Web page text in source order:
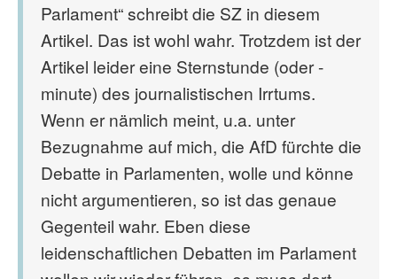
Parlament“ schreibt die SZ in diesem
Artikel. Das ist wohl wahr. Trotzdem ist der
Artikel leider eine Sternstunde (oder -
minute) des journalistischen Irrtums.
Wenn er nämlich meint, u.a. unter
Bezugnahme auf mich, die AfD fürchte die
Debatte in Parlamenten, wolle und könne
nicht argumentieren, so ist das genaue
Gegenteil wahr. Eben diese
leidenschaftlichen Debatten im Parlament